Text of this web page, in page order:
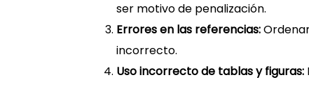
ser motivo de penalización.
Errores en las referencias:
incorrecto.
Uso incorrecto de tablas y figuras: